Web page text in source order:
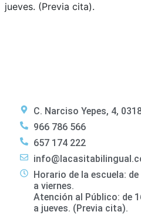
jueves. (Previa cita).
C. Narciso Yepes, 4,
966 786 566
657 174 222
Horario de la escuela:
a viernes.
Atención al Público: de
a jueves. (Previa cita).